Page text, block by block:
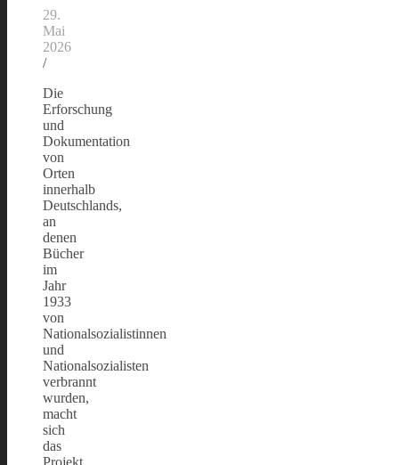
29.
Mai
2026
/
Die
Erforschung
und
Dokumentation
von
Orten
innerhalb
Deutschlands,
an
denen
Bücher
im
Jahr
1933
von
Nationalsozialistinnen
und
Nationalsozialisten
verbrannt
wurden,
macht
sich
das
Projekt